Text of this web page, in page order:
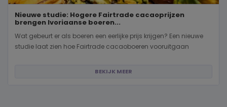
Nieuwe studie: Hogere Fairtrade cacaoprijzen
brengen Ivoriaanse boeren...
Wat gebeurt er als boeren een eerlijke prijs krijgen? Een nieuwe
studie laat zien hoe Fairtrade cacaoboeren vooruitgaan
BEKIJK MEER